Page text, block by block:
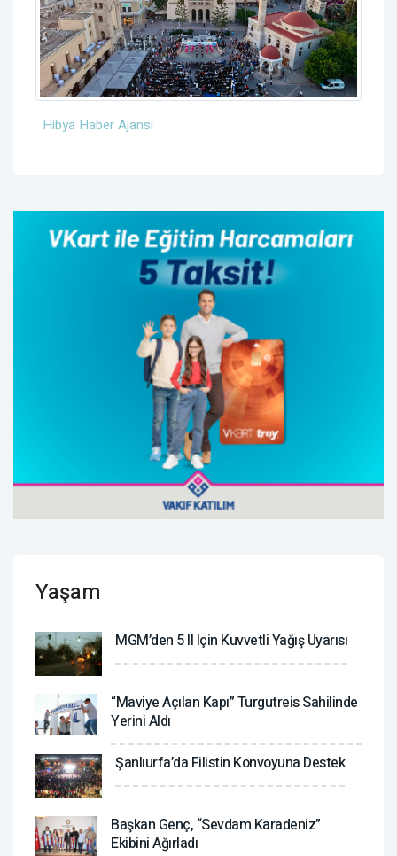
Hibya Haber Ajansı
Yaşam
MGM’den 5 Il Için Kuvvetli Yağış Uyarısı
“Maviye Açılan Kapı” Turgutreis Sahilinde
Yerini Aldı
Şanlıurfa’da Filistin Konvoyuna Destek
Başkan Genç, “Sevdam Karadeniz”
Ekibini Ağırladı